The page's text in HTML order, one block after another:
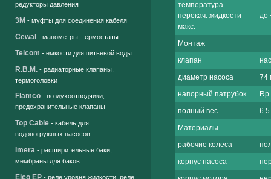
редукторы давления
3M - муфты для соединения кабеля
Cewal - манометры, термостаты
Telcom - ёмкости для питьевой воды
R.B.M. - радиаторные клапаны,
термоголовки
Flamco - воздухоотводчики,
предохранительные клапаны
Top Cable - кабель для
водопогружных насосов
Imera - расширительные баки,
мембраны для баков
Elco EP - реле уровня жидкости, реле
температура
перекач. жидкости
макс.
до
Монтаж
клапан
диаметр насоса
74
напорный патрубок
полный вес
6.5
Материалы
рабочие колеса
корпус насоса